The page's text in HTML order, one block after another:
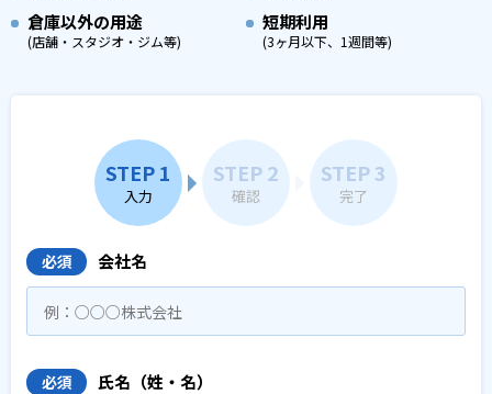
倉庫以外の用途
(店舗・スタジオ・ジム等)
短期利用
(3ヶ月以下、1週間等)
STEP 1
入力
STEP 2
確認
STEP 3
完了
必須 会社名
必須 氏名（姓・名）